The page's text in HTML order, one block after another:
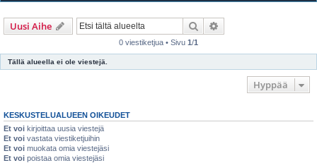
Uusi Aihe Etsi
0 viestiketjua • Sivu 1/1
Tällä alueella ei ole viestejä.
Hyppää
KESKUSTELUALUEEN OIKEUDET
Et voi kirjoittaa uusia viestejä
Et voi vastata viestiketjuihin
Et voi muokata omia viestejäsi
Et voi poistaa omia viestejäsi